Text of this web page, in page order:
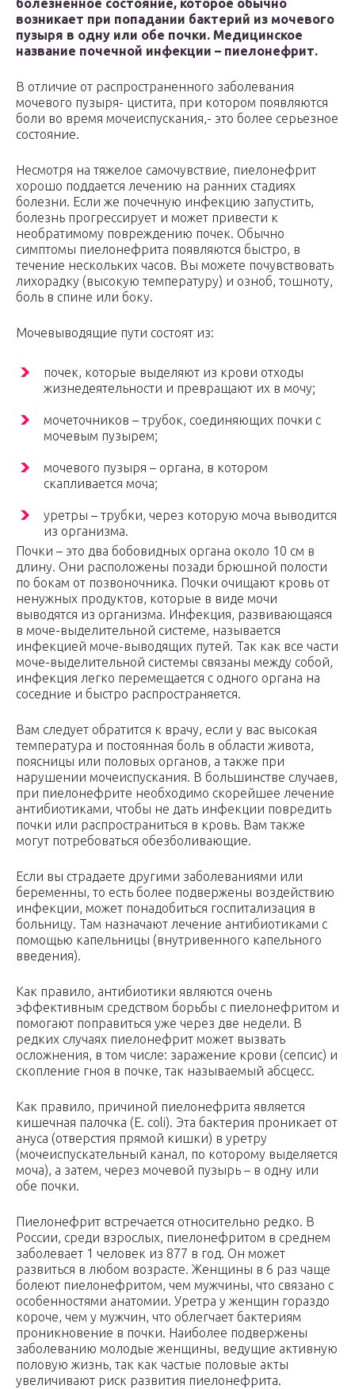
болезненное состояние, которое обычно
возникает при попадании бактерий из мочевого
пузыря в одну или обе почки. Медицинское
название почечной инфекции – пиелонефрит.
В отличие от распространенного заболевания
мочевого пузыря- цистита, при котором появляются
боли во время мочеиспускания,- это более серьезное
состояние.
Несмотря на тяжелое самочувствие, пиелонефрит
хорошо поддается лечению на ранних стадиях
болезни. Если же почечную инфекцию запустить,
болезнь прогрессирует и может привести к
необратимому повреждению почек. Обычно
симптомы пиелонефрита появляются быстро, в
течение нескольких часов. Вы можете почувствовать
лихорадку (высокую температуру) и озноб, тошноту,
боль в спине или боку.
Мочевыводящие пути состоят из:
почек, которые выделяют из крови отходы
жизнедеятельности и превращают их в мочу;
мочеточников – трубок, соединяющих почки с
мочевым пузырем;
мочевого пузыря – органа, в котором
скапливается моча;
уретры – трубки, через которую моча выводится
из организма.
Почки – это два бобовидных органа около 10 см в
длину. Они расположены позади брюшной полости
по бокам от позвоночника. Почки очищают кровь от
ненужных продуктов, которые в виде мочи
выводятся из организма. Инфекция, развивающаяся
в моче-выделительной системе, называется
инфекцией моче-выводящих путей. Так как все части
моче-выделительной системы связаны между собой,
инфекция легко перемещается с одного органа на
соседние и быстро распространяется.
Вам следует обратится к врачу, если у вас высокая
температура и постоянная боль в области живота,
поясницы или половых органов, а также при
нарушении мочеиспускания. В большинстве случаев,
при пиелонефрите необходимо скорейшее лечение
антибиотиками, чтобы не дать инфекции повредить
почки или распространиться в кровь. Вам также
могут потребоваться обезболивающие.
Если вы страдаете другими заболеваниями или
беременны, то есть более подвержены воздействию
инфекции, может понадобиться госпитализация в
больницу. Там назначают лечение антибиотиками с
помощью капельницы (внутривенного капельного
введения).
Как правило, антибиотики являются очень
эффективным средством борьбы с пиелонефритом и
помогают поправиться уже через две недели. В
редких случаях пиелонефрит может вызвать
осложнения, в том числе: заражение крови (сепсис) и
скопление гноя в почке, так называемый абсцесс.
Как правило, причиной пиелонефрита является
кишечная палочка (E. coli). Эта бактерия проникает от
ануса (отверстия прямой кишки) в уретру
(мочеиспускательный канал, по которому выделяется
моча), а затем, через мочевой пузырь – в одну или
обе почки.
Пиелонефрит встречается относительно редко. В
России, среди взрослых, пиелонефритом в среднем
заболевает 1 человек из 877 в год. Он может
развиться в любом возрасте. Женщины в 6 раз чаще
болеют пиелонефритом, чем мужчины, что связано с
особенностями анатомии. Уретра у женщин гораздо
короче, чем у мужчин, что облегчает бактериям
проникновение в почки. Наиболее подвержены
заболеванию молодые женщины, ведущие активную
половую жизнь, так как частые половые акты
увеличивают риск развития пиелонефрита.